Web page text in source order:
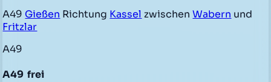
A49 Gießen Richtung Kassel zwischenWabern und
Fritzlar
A49
A49 frei